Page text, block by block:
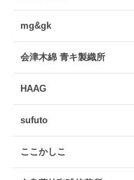
mg&gk
会津木綿 青キ製織所
HAAG
sufuto
ここかしこ